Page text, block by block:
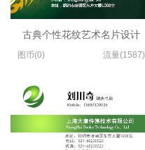
古典个性花纹艺术名片设计
图币(0) 流量(1587)